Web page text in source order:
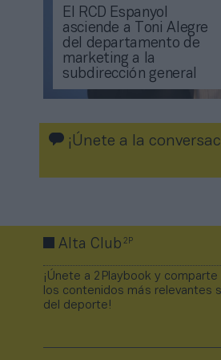
El RCD Espanyol
asciende a Toni Alegre
del departamento de
marketing a la
subdirección general
¡Únete a la
Alta Club2P
¡Únete a 2Playbook y
los contenidos más relevantes
del deporte!